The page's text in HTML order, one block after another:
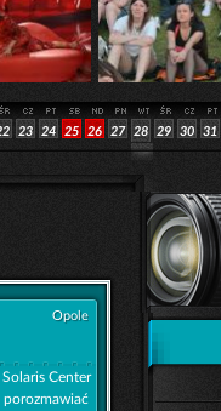
23 24 25 26 27 28 29 30 31
Opole
Center
porozmawiać